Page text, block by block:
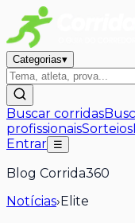
Categorias▾
Buscar corridas
profissionaisSorteios
Entrar ☰
Blog Corrida360
Notícias›Elite